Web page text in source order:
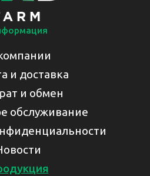
и доставка
и обмен
обслуживание